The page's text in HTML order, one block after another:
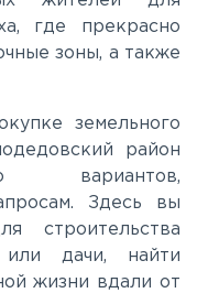
где прекрасно
зоны, а также
земельного
район
вариантов,
Здесь вы
строительства
или дачи, найти
жизни вдали от